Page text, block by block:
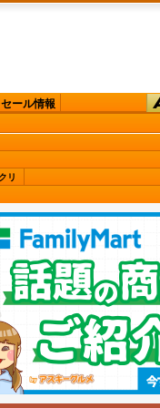
セール情報
リ